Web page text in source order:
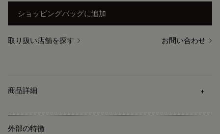
ショッピングバッグに追加
取り扱い店舗を探す お問い合わせ
商品詳細
外部の特徴